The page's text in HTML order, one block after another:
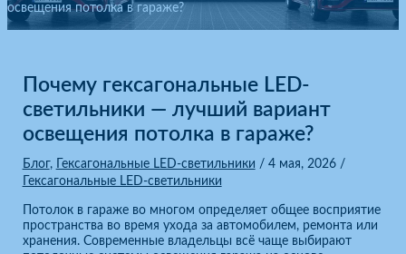
освещения потолка в гараже?
Почему гексагональные LED-
светильники — лучший вариант
освещения потолка в гараже?
Блог, Гексагональные LED-светильники / 4 мая, 2026 /
Гексагональные LED-светильники
Потолок в гараже во многом определяет общее восприятие
пространства во время ухода за автомобилем, ремонта или
хранения. Современные владельцы всё чаще выбирают